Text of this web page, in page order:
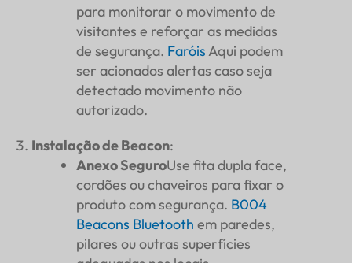
para monitorar o movimento de
visitantes e reforçar as medidas
de segurança. FaróisAqui podem
ser acionados alertas caso seja
detectado movimento não
autorizado.
Instalação de Beacon:
Anexo SeguroUse fita dupla face,
cordões ou chaveiros para fixar o
produto com segurança. B004
Beacons Bluetooth em paredes,
pilares ou outras superfícies